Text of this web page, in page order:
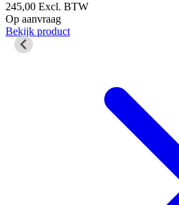
245,00 Excl. BTW
Op aanvraag
Bekijk product